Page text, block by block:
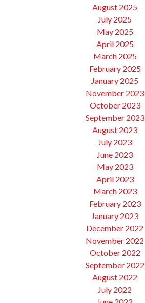
August 2025
July 2025
May 2025
April 2025
March 2025
February 2025
January 2025
November 2023
October 2023
September 2023
August 2023
July 2023
June 2023
May 2023
April 2023
March 2023
February 2023
January 2023
December 2022
November 2022
October 2022
September 2022
August 2022
July 2022